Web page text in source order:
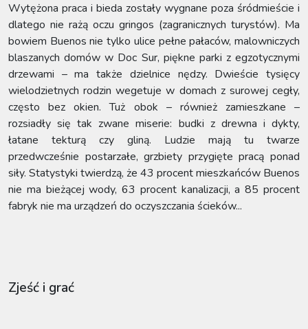
Wytężona praca i bieda zostały wygnane poza śródmieście i
dlatego nie rażą oczu gringos (zagranicznych turystów). Ma
bowiem Buenos nie tylko ulice pełne pałaców, malowniczych
blaszanych domów w Doc Sur, piękne parki z egzotycznymi
drzewami – ma także dzielnice nędzy. Dwieście tysięcy
wielodzietnych rodzin wegetuje w domach z surowej cegły,
często bez okien. Tuż obok – również zamieszkane –
rozsiadły się tak zwane miserie: budki z drewna i dykty,
łatane tekturą czy gliną. Ludzie mają tu twarze
przedwcześnie postarzałe, grzbiety przygięte pracą ponad
siły. Statystyki twierdzą, że 43 procent mieszkańców Buenos
nie ma bieżącej wody, 63 procent kanalizacji, a 85 procent
fabryk nie ma urządzeń do oczyszczania ścieków...
Zjeść i grać